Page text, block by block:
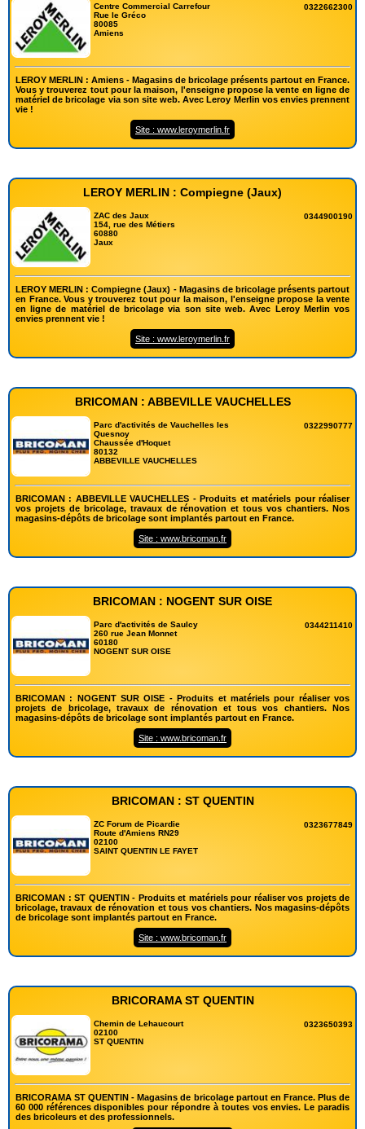
Centre Commercial Carrefour
Rue le Gréco
80085
Amiens
0322662300
LEROY MERLIN : Amiens - Magasins de bricolage présents partout en France.
Vous y trouverez tout pour la maison, l'enseigne propose la vente en ligne de
matériel de bricolage via son site web. Avec Leroy Merlin vos envies prennent
vie !
Site : www.leroymerlin.fr
LEROY MERLIN : Compiegne (Jaux)
ZAC des Jaux
154, rue des Métiers
60880
Jaux
0344900190
LEROY MERLIN : Compiegne (Jaux) - Magasins de bricolage présents partout
en France. Vous y trouverez tout pour la maison, l'enseigne propose la vente
en ligne de matériel de bricolage via son site web. Avec Leroy Merlin vos
envies prennent vie !
Site : www.leroymerlin.fr
BRICOMAN : ABBEVILLE VAUCHELLES
Parc d'activités de Vauchelles les
Quesnoy
Chaussée d'Hoquet
80132
ABBEVILLE VAUCHELLES
0322990777
BRICOMAN : ABBEVILLE VAUCHELLES - Produits et matériels pour réaliser
vos projets de bricolage, travaux de rénovation et tous vos chantiers. Nos
magasins-dépôts de bricolage sont implantés partout en France.
Site : www.bricoman.fr
BRICOMAN : NOGENT SUR OISE
Parc d'activités de Saulcy
260 rue Jean Monnet
60180
NOGENT SUR OISE
0344211410
BRICOMAN : NOGENT SUR OISE - Produits et matériels pour réaliser vos
projets de bricolage, travaux de rénovation et tous vos chantiers. Nos
magasins-dépôts de bricolage sont implantés partout en France.
Site : www.bricoman.fr
BRICOMAN : ST QUENTIN
ZC Forum de Picardie
Route d'Amiens RN29
02100
SAINT QUENTIN LE FAYET
0323677849
BRICOMAN : ST QUENTIN - Produits et matériels pour réaliser vos projets de
bricolage, travaux de rénovation et tous vos chantiers. Nos magasins-dépôts
de bricolage sont implantés partout en France.
Site : www.bricoman.fr
BRICORAMA ST QUENTIN
Chemin de Lehaucourt
02100
ST QUENTIN
0323650393
BRICORAMA ST QUENTIN - Magasins de bricolage partout en France. Plus de
60 000 références disponibles pour répondre à toutes vos envies. Le paradis
des bricoleurs et des professionnels.